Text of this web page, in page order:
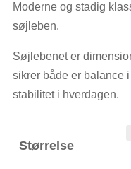
Moderne og stadig
søjleben.
Søjlebenet er
sikrer både er balance
stabilitet i hverdagen.
Størrelse